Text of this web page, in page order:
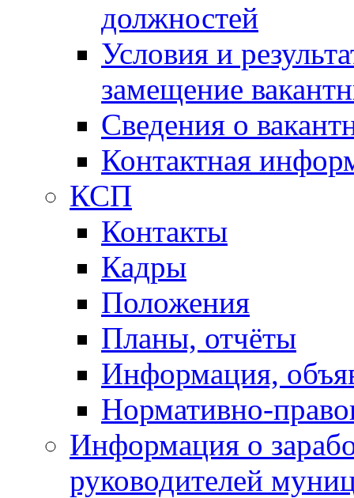
должностей
Условия и
замещение
Сведения о
Контактная
КСП
Контакты
Кадры
Положения
Планы, отчёты
Информация,
Нормативно-
Информация о
руководителей